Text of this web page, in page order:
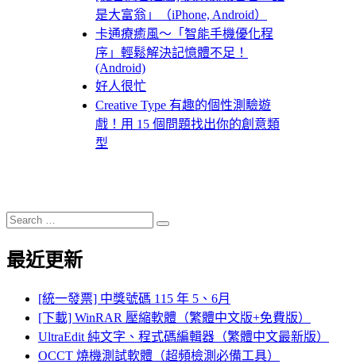
是大富翁」（iPhone, Android）
卡通療癒風～「智能手機優化程
序」輕鬆解決記憶體不足！
(Android)
好人很忙
Creative Type 有趣的個性測驗遊
戲！用 15 個問題找出你的創意類
型
Search
for:
Search
最近更新
[統一發票] 中獎號碼 115 年 5、6月
[下載] WinRAR 壓縮軟體（繁體中文版+免費版）
UltraEdit 純文字、程式碼編輯器（繁體中文最新版）
OCCT 燒機測試軟體（超頻檢測必備工具）